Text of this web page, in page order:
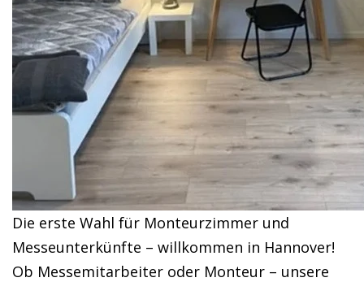
Die erste Wahl für Monteurzimmer und
Messeunterkünfte – willkommen in Hannover!
Ob Messemitarbeiter oder Monteur – unsere